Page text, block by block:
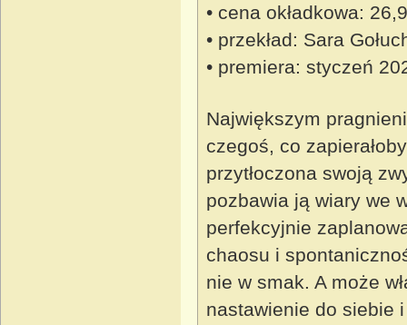
• cena okładkowa:
• przekład: Sara
• premiera: styczeń
Największym
czegoś, co
przytłoczona swoją
pozbawia ją wiary we
perfekcyjnie
chaosu i
nie w smak. A może
nastawienie do siebie